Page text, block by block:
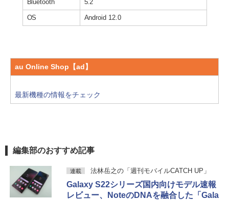
Bluetooth 5.2
OS Android 12.0
au Online Shop【ad】
最新機種の情報をチェック
編集部のおすすめ記事
連載 法林岳之の「週刊モバイルCATCH UP」
Galaxy S22シリーズ国内向けモデル速報
レビュー、NoteのDNAを融合した「Gala